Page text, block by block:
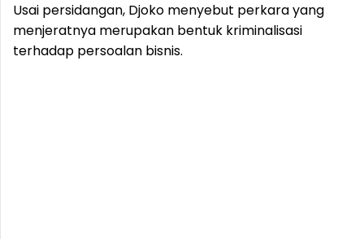
Usai persidangan, Djoko menyebut perkara yang
menjeratnya merupakan bentuk kriminalisasi
terhadap persoalan bisnis.